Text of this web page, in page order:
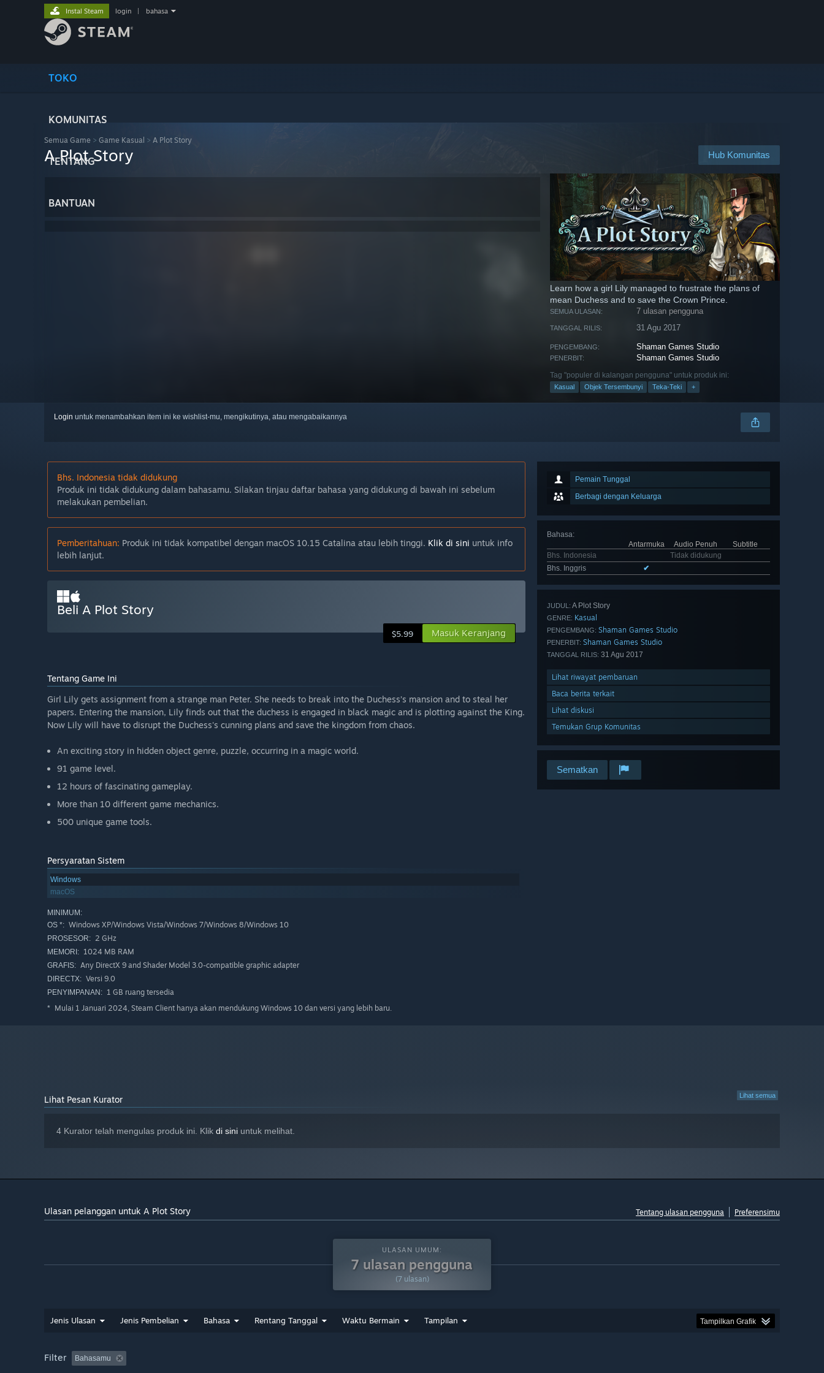
TOKO
KOMUNITAS
TENTANG
BANTUAN
Instal Steam login bahasa
Semua Game > Game Kasual > A Plot Story
Hub Komunitas
A Plot Story
Learn how a girl Lily managed to frustrate the plans of
mean Duchess and to save the Crown Prince.
SEMUA ULASAN: 7 ulasan pengguna
TANGGAL RILIS: 31 Agu 2017
PENGEMBANG: Shaman Games Studio
PENERBIT: Shaman Games Studio
Tag "populer di kalangan pengguna" untuk produk ini:
Kasual Objek Tersembunyi Teka-Teki +
Login untuk menambahkan item ini ke wishlist-mu, mengikutinya, atau mengabaikannya
Pemain Tunggal
Berbagi dengan Keluarga
Bahasa:
Antarmuka
Audio Penuh
Subtitle
Bhs. Indonesia
Tidak didukung
Bhs. Inggris
✔
JUDUL: A Plot Story
GENRE: Kasual
PENGEMBANG: Shaman Games Studio
PENERBIT: Shaman Games Studio
TANGGAL RILIS: 31 Agu 2017
Lihat riwayat pembaruan
Baca berita terkait
Lihat diskusi
Temukan Grup Komunitas
Sematkan
Bhs. Indonesia tidak didukung
Produk ini tidak didukung dalam bahasamu. Silakan tinjau daftar bahasa yang didukung di bawah ini sebelum
melakukan pembelian.
Pemberitahuan: Produk ini tidak kompatibel dengan macOS 10.15 Catalina atau lebih tinggi. Klik di sini untuk info
lebih lanjut.
Beli A Plot Story
$5.99 Masuk Keranjang
Tentang Game Ini
Girl Lily gets assignment from a strange man Peter. She needs to break into the Duchess’s mansion and to steal her
papers. Entering the mansion, Lily finds out that the duchess is engaged in black magic and is plotting against the King.
Now Lily will have to disrupt the Duchess's cunning plans and save the kingdom from chaos.
An exciting story in hidden object genre, puzzle, occurring in a magic world.
91 game level.
12 hours of fascinating gameplay.
More than 10 different game mechanics.
500 unique game tools.
Persyaratan Sistem
Windows
macOS
MINIMUM:
OS *: Windows XP/Windows Vista/Windows 7/Windows 8/Windows 10
PROSESOR: 2 GHz
MEMORI: 1024 MB RAM
GRAFIS: Any DirectX 9 and Shader Model 3.0-compatible graphic adapter
DIRECTX: Versi 9.0
PENYIMPANAN: 1 GB ruang tersedia
* Mulai 1 Januari 2024, Steam Client hanya akan mendukung Windows 10 dan versi yang lebih baru.
Lihat semua
Lihat Pesan Kurator
4 Kurator telah mengulas produk ini. Klik di sini untuk melihat.
Ulasan pelanggan untuk A Plot Story Tentang ulasan pengguna Preferensimu
ULASAN UMUM:
7 ulasan pengguna
(7 ulasan)
Jenis Ulasan Jenis Pembelian Bahasa Rentang Tanggal Waktu Bermain Tampilan Tampilkan Grafik
Filter Bahasamu